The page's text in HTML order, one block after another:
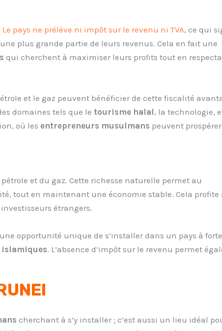
Le pays ne prélève ni impôt sur le revenu ni TVA, ce qui
plus grande partie de leurs revenus. Cela en fait une
qui cherchent à maximiser leurs profits tout en
et le gaz peuvent bénéficier de cette fiscalité
domaines tels que le tourisme halal, la technologie,
où les entrepreneurs musulmans peuvent
et du gaz. Cette richesse naturelle permet au
tout en maintenant une économie stable. Cela profite
étrangers.
opportunité unique de s’installer dans un pays à forte
islamiques. L’absence d’impôt sur le revenu permet
cherchant à s’y installer ; c’est aussi un lieu idéal